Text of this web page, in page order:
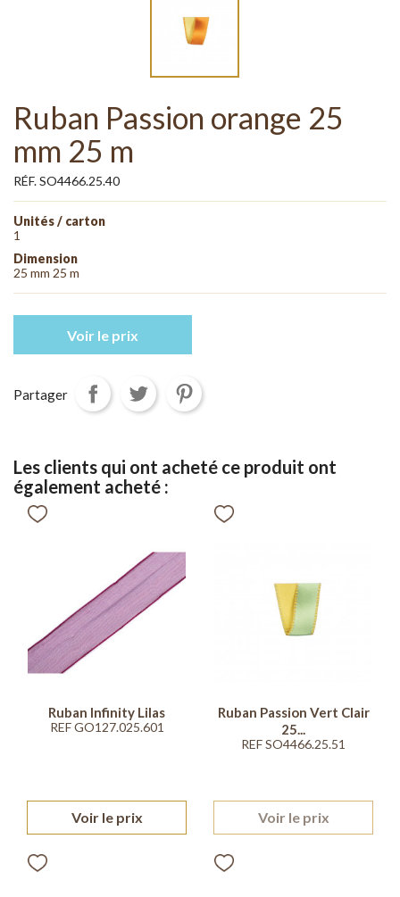
Ruban Passion orange 25
mm 25 m
RÉF. SO4466.25.40
Unités / carton
1
Dimension
25 mm 25 m
Voir le prix
Partager
Les clients qui ont acheté ce produit ont
également acheté :
Ruban Infinity Lilas
REF GO127.025.601
Voir le prix
Ruban Passion Vert Clair
25...
REF SO4466.25.51
Voir le prix